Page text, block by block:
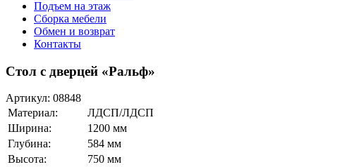
Подъем на этаж
Сборка мебели
Обмен и возврат
Контакты
Стол с дверцей «Ральф»
Артикул: 08848
Материал:
ЛДСП/ЛДСП
Ширина:
1200 мм
Глубина:
584 мм
Высота:
750 мм